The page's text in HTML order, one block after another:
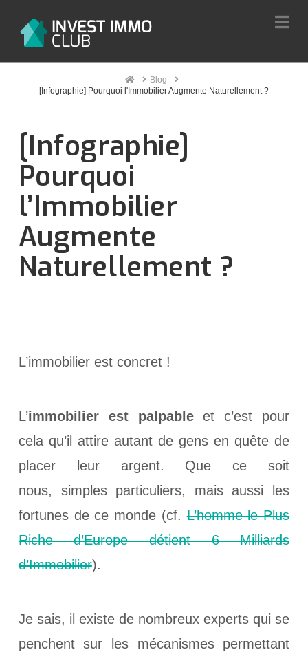
HomeBlog
[Infographie] Pourquoi l'Immobilier Augmente Naturellement ?
[Infographie]
Pourquoi
l’Immobilier
Augmente
Naturellement ?
L’immobilier est concret !
L’immobilier est palpableet c’est pour
cela qu’il attire autant de gens en quête de
placer leur argent. Que ce soit
nous, simples particuliers, mais aussi les
fortunes de ce monde (cf.L’homme le Plus
Riche d’Europe détient 6 Milliards
d’Immobilier).
Je sais, il existe de nombreux experts qui se
penchent sur les mécanismes permettant